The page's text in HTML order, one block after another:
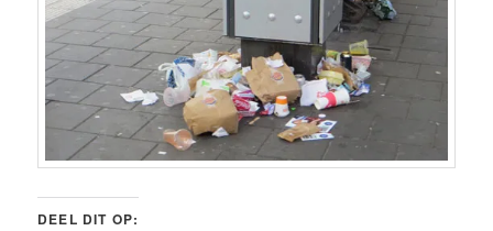
DEEL DIT OP: